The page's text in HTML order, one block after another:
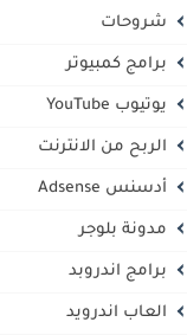
شروحات
برامج كمبيوتر
يوتيوب YouTube
الربح من الانترنت
أدسنس Adsense
مدونة بلوجر
برامج اندروبد
العاب اندرويد